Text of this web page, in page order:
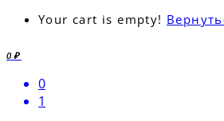
Your cart is empty!
0 ₽
0
1